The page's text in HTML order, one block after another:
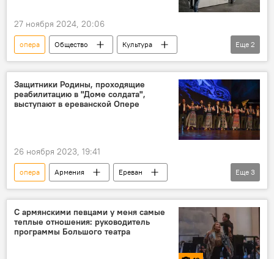
27 ноября 2024, 20:06
опера Общество
Культура
Армения
Новости Армения
Еще 2
Защитники Родины, проходящие
реабилитацию в "Доме солдата",
выступают в ереванской Опере
26 ноября 2023, 19:41
опера Армения
Ереван
военнослужащий
ранение танец
Еще 3
С армянскими певцами у меня самые
теплые отношения: руководитель
программы Большого театра